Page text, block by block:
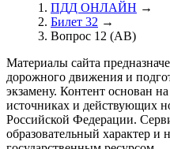
ПДД ОНЛАЙН →
Билет 32 →
Вопрос 12 (AB)
Материалы сайта
дорожного движения и
экзамену. Контент основан
источниках и действующих
Российской Федерации.
образовательный характер и